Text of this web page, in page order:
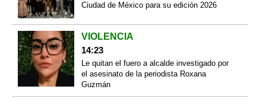
Ciudad de México para su edición 2026
VIOLENCIA
14:23
Le quitan el fuero a alcalde investigado por
el asesinato de la periodista Roxana
Guzmán